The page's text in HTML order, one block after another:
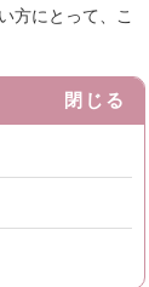
方にとって、こ
閉じる